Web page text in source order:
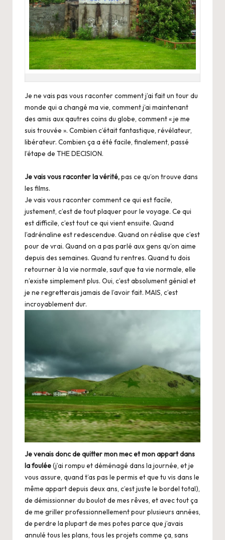
Je ne vais pas vous raconter comment j’ai fait un tour du
monde qui a changé ma vie, comment j’ai maintenant
des amis aux qautres coins du globe, comment « je me
suis trouvée ». Combien c’était fantastique, révélateur,
libérateur. Combien ça a été facile, finalement, passé
l’étape de THE DECISION.
Je vais vous raconter la vérité,pas ce qu’on trouve dans
les films.
Je vais vous raconter comment ce qui est facile,
justement, c’est de tout plaquer pour le voyage. Ce qui
est difficile, c’est tout ce qui vient ensuite. Quand
l’adrénaline est redescendue. Quand on réalise que c’est
pour de vrai. Quand on a pas parlé aux gens qu’on aime
depuis des semaines. Quand tu rentres. Quand tu dois
retourner à la vie normale, sauf que ta vie normale, elle
n’existe simplement plus. Oui, c’est absolument génial et
je ne regretterais jamais de l’avoir fait. MAIS, c’est
incroyablement dur.
Je venais donc de quitter mon mec et mon appart dans
la foulée(j’ai rompu et déménagé dans la journée, et je
vous assure, quand t’as pas le permis et que tu vis dans le
même appart depuis deux ans, c’est juste le bordel total),
de démissionner du boulot de mes rêves, et avec tout ça
de me griller professionnellement pour plusieurs années,
de perdre la plupart de mes potes parce que j’avais
annulé tous les plans, tous les projets comme ça, sans